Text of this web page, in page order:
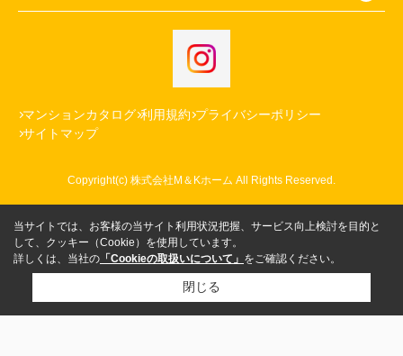
マンションカタログ 利用規約 プライバシーポリシー
サイトマップ
Copyright(c) 株式会社M＆Kホーム All Rights Reserved.
当サイトでは、お客様の当サイト利用状況把握、サービス向上検討を目的と
して、クッキー（Cookie）を使用しています。
詳しくは、当社の 「Cookieの取扱いについて」 をご確認ください。
閉じる